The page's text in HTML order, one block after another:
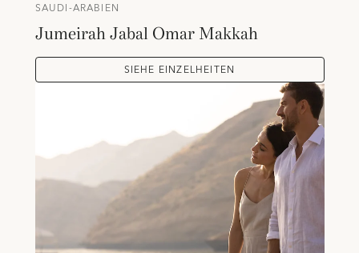
SAUDI-ARABIEN
Jumeirah Jabal Omar Makkah
SIEHE EINZELHEITEN